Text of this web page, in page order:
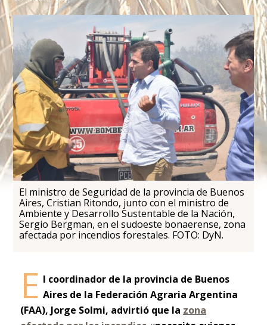
El ministro de Seguridad de la provincia de Buenos
Aires, Cristian Ritondo, junto con el ministro de
Ambiente y Desarrollo Sustentable de la Nación,
Sergio Bergman, en el sudoeste bonaerense, zona
afectada por incendios forestales. FOTO: DyN.
E l coordinador de la provincia de Buenos
Aires de la Federación Agraria Argentina
(FAA), Jorge Solmi, advirtió que la zona